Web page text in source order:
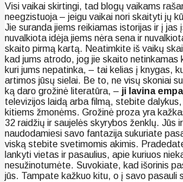
Visi vaikai skirtingi, tad blogų vaikams
neegzistuoja – jeigu vaikai nori skaityti jų
Jie suranda jiems reikiamas istorijas ir į jas
nuvalkiota idėja jiems nėra sena ir
skaito pirmą kartą. Neatimkite iš vaikų
kad jums atrodo, jog jie skaito netinkamas
kuri jums nepatinka, – tai kelias į knygas,
artimos jūsų sielai. Be to, ne visų skoniai
ką daro grožinė literatūra, – ji lavina
televizijos laidą arba filmą, stebite
kitiems žmonėms. Grožinė proza yra
32 raidžių ir saujelės skyrybos ženklų. Jūs
naudodamiesi savo fantazija sukuriate
viską stebite svetimomis akimis.
lankyti vietas ir pasaulius, apie kuriuos
nesužinotumėte. Suvokiate, kad išorinis
jūs. Tampate kažkuo kitu, o į savo pasauli